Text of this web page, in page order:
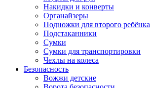
Накидки и конверты
Органайзеры
Подножки для второго ребёнка
Подстаканники
Сумки
Сумки для транспортировки
Чехлы на колеса
Безопасность
Вожжи детские